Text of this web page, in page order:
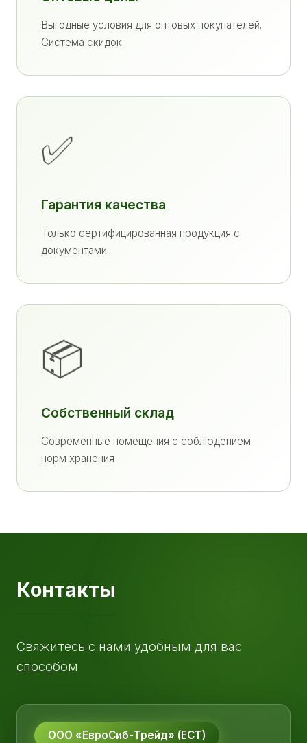
Выгодные условия для оптовых покупателей.
Система скидок
✅
Гарантия качества
Только сертифицированная продукция с
документами
📦
Собственный склад
Современные помещения с соблюдением
норм хранения
Контакты
Свяжитесь с нами удобным для вас
способом
ООО «ЕвроСиб-Трейд» (ЕСТ)